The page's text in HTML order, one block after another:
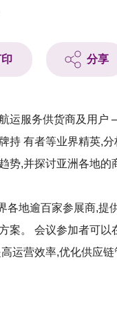
分享
运服务供货商及用户
持 有者等业界精英,分
势,并探讨亚洲各地的
各地逾百家参展商,提
案。 会议参加者可以
运营效率,优化供应链